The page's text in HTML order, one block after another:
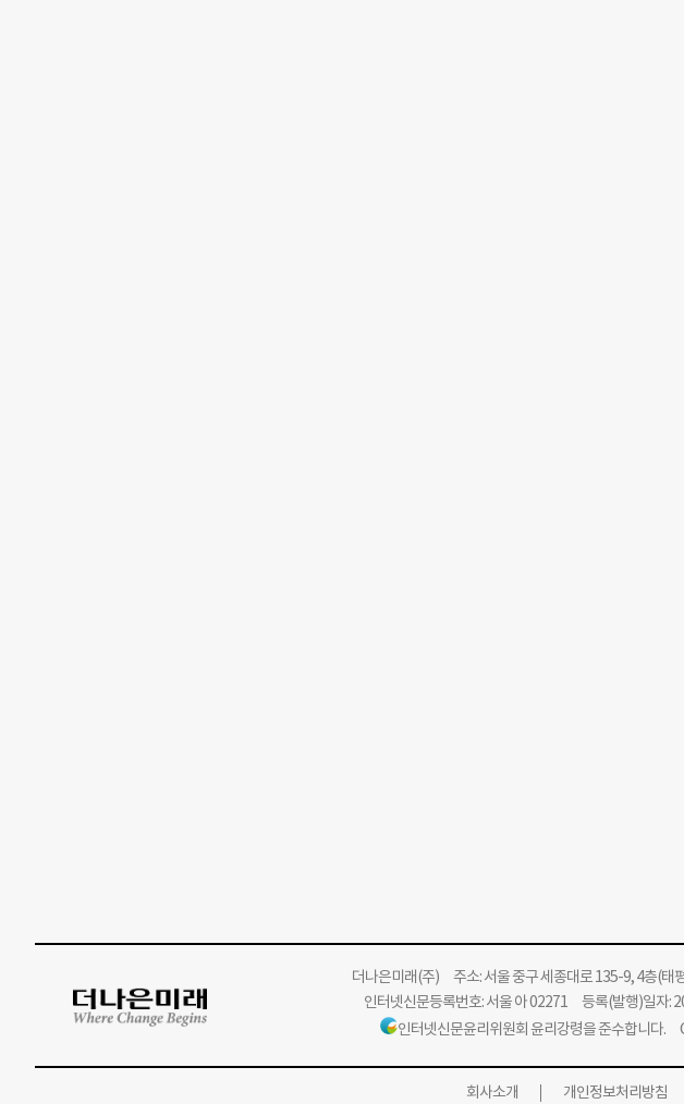
더나은미래(주)주소: 서울 중구 세종대로 135-9, 4층(
인터넷신문등록번호: 서울 아 02271 등록(발행)일자
인터넷신문윤리위원회 윤리강령을 준수합니다.
회사소개 개인정보처리방침